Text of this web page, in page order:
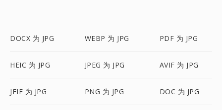
DOCX 为 JPG WEBP 为 JPG PDF 为 JPG
HEIC 为 JPG JPEG 为 JPG AVIF 为 JPG
JFIF 为 JPG PNG 为 JPG DOC 为 JPG